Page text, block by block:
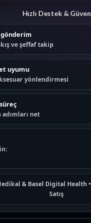
Hızlı Destek & Güven
ve şeffaf takip
uyumu
yönlendirmesi
net
& Basel Digital Health •
Satış